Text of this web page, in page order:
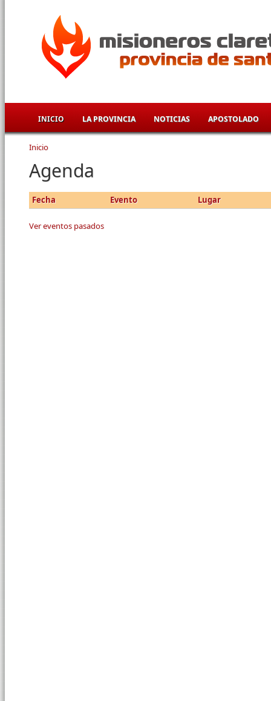
INICIO LA PROVINCIA NOTICIAS APOSTOLADO
Se encuentra usted aquí
Inicio
Agenda
Fecha Evento Lugar
Ver eventos pasados